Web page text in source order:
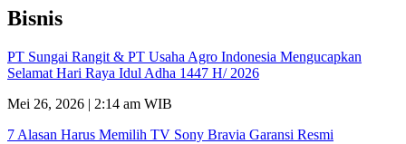
Bisnis
PT Sungai Rangit & PT Usaha Agro Indonesia Mengucapkan
Selamat Hari Raya Idul Adha 1447 H/ 2026
Mei 26, 2026 | 2:14 am WIB
7 Alasan Harus Memilih TV Sony Bravia Garansi Resmi